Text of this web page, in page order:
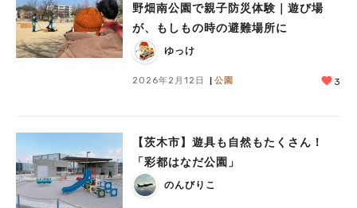
野畑南公園で親子防災体験｜遊び場
が、もしもの時の避難場所に
ゆっけ
2026年2月12日 公園 3
【茨木市】遊具も自然もたくさん！
「彩都はなだ公園」
のんびりこ